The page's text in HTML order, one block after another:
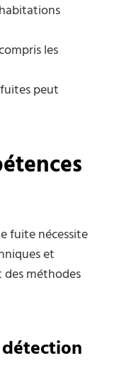
les
peut
fuite nécessite
et
des méthodes